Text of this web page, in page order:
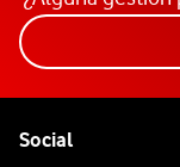
Social